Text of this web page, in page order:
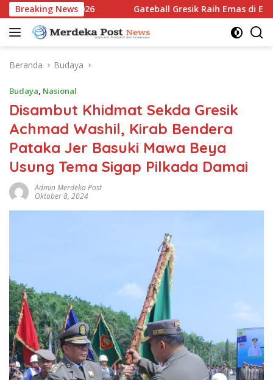
Langsung
ke
konten
Breaking News
2026 Gateball Gresik Raih Emas di East Java
Beranda Budaya
Budaya, Nasional
Disambut Khidmat Sekda Gresik
Achmad Washil, Kirab Bendera
Pataka Jer Basuki Mawa Beya
Usung Tema Sigap Pilkada Damai
Admin Merdeka Post
Oktober 8, 2024